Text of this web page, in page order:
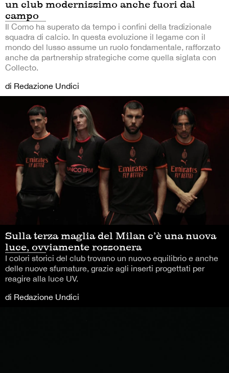
un club modernissimo anche fuori dal
campo
Il Como ha superato da tempo i confini della tradizionale
squadra di calcio. In questa evoluzione il legame con il
mondo del lusso assume un ruolo fondamentale, rafforzato
anche da partnership strategiche come quella siglata con
Collecto.
di Redazione Undici
Sulla terza maglia del Milan c’è una nuova
luce, ovviamente rossonera
I colori storici del club trovano un nuovo equilibrio e anche
delle nuove sfumature, grazie agli inserti progettati per
reagire alla luce UV.
di Redazione Undici